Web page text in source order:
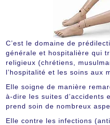
C’est le domaine de
générale et hospitalière qui
religieux (chrétiens,
l’hospitalité et les soins aux
Elle soigne de manière
à-dire les suites d’accidents
prend soin de nombreux
Elle contre les infections